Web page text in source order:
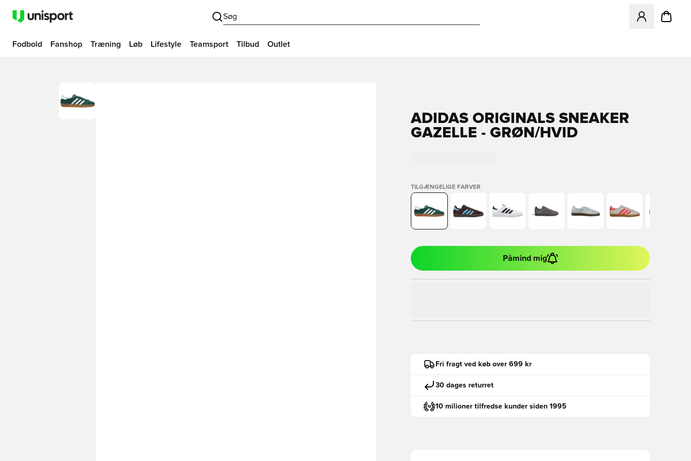
Søg
Åbner en
Fodbold Fanshop Træning Løb Lifestyle Teamsport Tilbud Outlet
ADIDAS ORIGINALS SNEAKER
GAZELLE - GRØN/HVID
TILGÆNGELIGE FARVER
Påmind mig
Fri fragt ved køb over 699 kr
30 dages returret
10 milioner tilfredse kunder siden 1995